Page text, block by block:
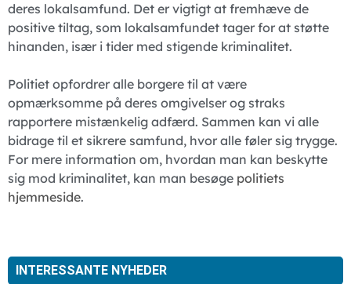
deres lokalsamfund. Det er vigtigt at fremhæve de
positive tiltag, som lokalsamfundet tager for at støtte
hinanden, især i tider med stigende kriminalitet.
Politiet opfordrer alle borgere til at være
opmærksomme på deres omgivelser og straks
rapportere mistænkelig adfærd. Sammen kan vi alle
bidrage til et sikrere samfund, hvor alle føler sig trygge.
For mere information om, hvordan man kan beskytte
sig mod kriminalitet, kan man besøge politiets
hjemmeside.
INTERESSANTE NYHEDER